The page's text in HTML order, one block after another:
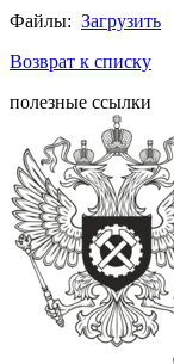
Файлы: Загрузить
Возврат к списку
полезные ссылки